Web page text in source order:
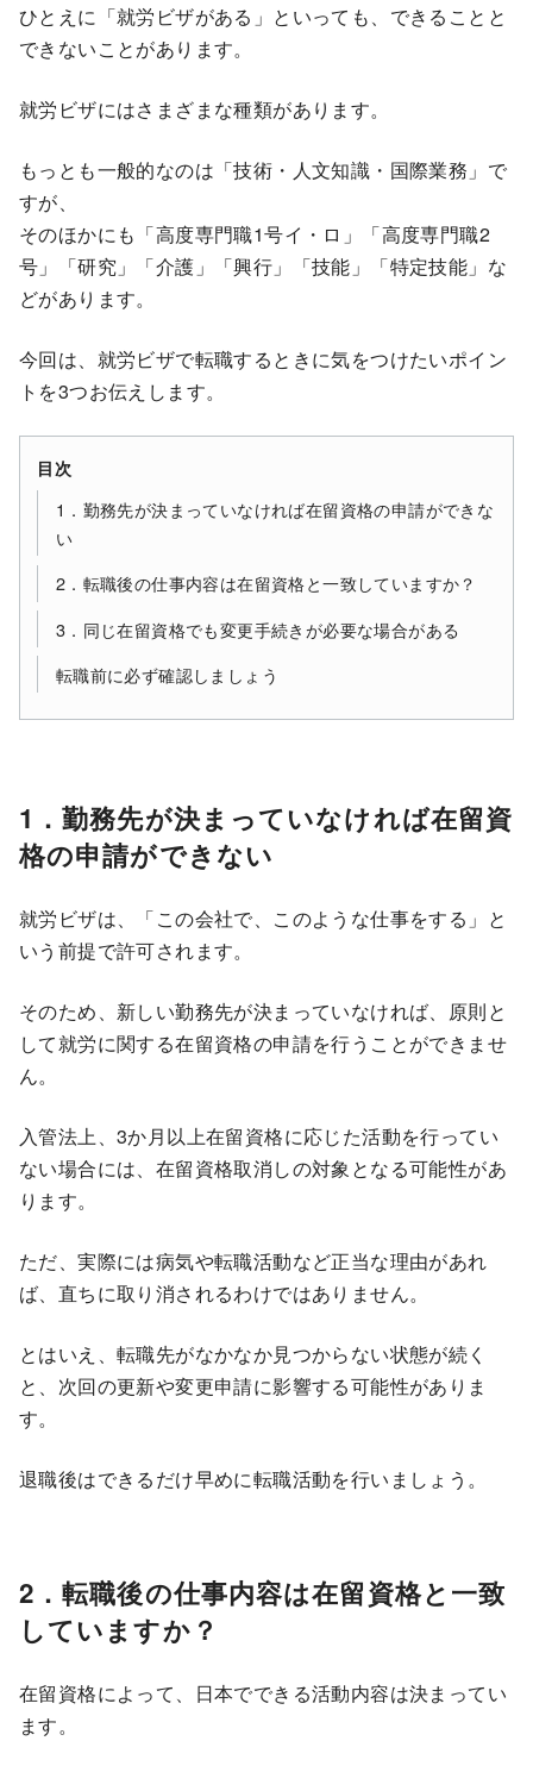
ひとえに「就労ビザがある」といっても、できることと
できないことがあります。
就労ビザにはさまざまな種類があります。
もっとも一般的なのは「技術・人文知識・国際業務」で
すが、
そのほかにも「高度専門職1号イ・ロ」「高度専門職2
号」「研究」「介護」「興行」「技能」「特定技能」な
どがあります。
今回は、就労ビザで転職するときに気をつけたいポイン
トを3つお伝えします。
目次
1．勤務先が決まっていなければ在留資格の申請ができな
い
2．転職後の仕事内容は在留資格と一致していますか？
3．同じ在留資格でも変更手続きが必要な場合がある
転職前に必ず確認しましょう
1．勤務先が決まっていなければ在留資
格の申請ができない
就労ビザは、「この会社で、このような仕事をする」と
いう前提で許可されます。
そのため、新しい勤務先が決まっていなければ、原則と
して就労に関する在留資格の申請を行うことができませ
ん。
入管法上、3か月以上在留資格に応じた活動を行ってい
ない場合には、在留資格取消しの対象となる可能性があ
ります。
ただ、実際には病気や転職活動など正当な理由があれ
ば、直ちに取り消されるわけではありません。
とはいえ、転職先がなかなか見つからない状態が続く
と、次回の更新や変更申請に影響する可能性がありま
す。
退職後はできるだけ早めに転職活動を行いましょう。
2．転職後の仕事内容は在留資格と一致
していますか？
在留資格によって、日本でできる活動内容は決まってい
ます。